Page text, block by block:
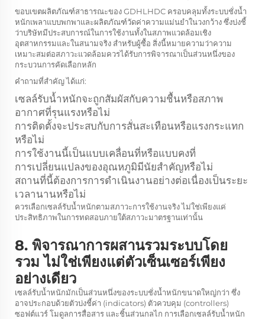
ขอบเขตผลิตภัณฑ์สาธารณะของ GDHLHDC ครอบคลุมทั้งระบบชั่งน้ำ
หนักเพลาแบบพกพาและผลิตภัณฑ์วัดค่าความแม่นยำในวงกว้าง ซึ่งบ่งชี้
ว่าบริษัทมีประสบการณ์ในการใช้งานทั้งในสภาพแวดล้อมเชิง
อุตสาหกรรมและในสนามจริง สำหรับผู้ซื้อ สิ่งนี้หมายความว่าความ
เหมาะสมต่อสภาวะแวดล้อมควรได้รับการพิจารณาเป็นส่วนหนึ่งของ
กระบวนการคัดเลือกหลัก
คำถามที่สำคัญ ได้แก่:
เซลล์รับน้ำหนักจะถูกสัมผัสกับความชื้นหรือสภาพ
อากาศที่รุนแรงหรือไม่
การติดตั้งจะประสบกับการสั่นสะเทือนหรือแรงกระแทก
หรือไม่
การใช้งานนี้เป็นแบบเคลื่อนที่หรือแบบคงที่
การเปลี่ยนแปลงของอุณหภูมิมีนัยสำคัญหรือไม่
สถานที่นี้ต้องการการดำเนินงานอย่างต่อเนื่องเป็นระยะ
เวลานานหรือไม่
ควรเลือกเซลล์รับน้ำหนักตามสภาวะการใช้งานจริง ไม่ใช่เพียงแค่
ประสิทธิภาพในการทดสอบภายใต้สภาวะมาตรฐานเท่านั้น
8. พิจารณาการผสานรวมระบบโดย
รวม ไม่ใช่เพียงแต่ตัวเซ็นเซอร์เพียง
อย่างเดียว
เซลล์รับน้ำหนักมักเป็นส่วนหนึ่งของระบบชั่งน้ำหนักขนาดใหญ่กว่า ซึ่ง
อาจประกอบด้วยตัวบ่งชี้ค่า (indicators) ตัวควบคุม (controllers)
ซอฟต์แวร์ โมดูลการสื่อสาร และชิ้นส่วนกลไก การเลือกเซลล์รับน้ำหนัก